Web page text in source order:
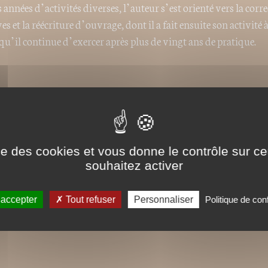
d’activités diverses, l’auteur s’est orienté vers la
et la réécriture d’ouvrage, dont il a fait ensuite son activité
continue d’exercer après plus de vingt ans de pratique.
lui l’envie de prendre à son tour la plume et de tenter
livre. Un concours de circonstances très particulières, qu’il
ci, a finalement débouché sur cePetit traité de la noix.
des cookies et vous donne le contrôle sur
souhaitez activer
Tout refuser Personnaliser Politique de